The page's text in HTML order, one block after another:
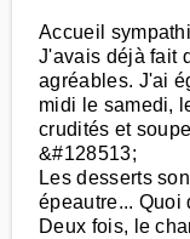
Accueil
J'avais déjà fait
agréables. J'ai
midi le samedi,
crudités et
&#128513;
Les desserts
épeautre... Quoi
Deux fois, le